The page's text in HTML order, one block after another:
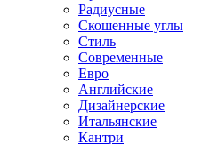
Радиусные
Скошенные углы
Стиль
Современные
Евро
Английские
Дизайнерские
Итальянские
Кантри